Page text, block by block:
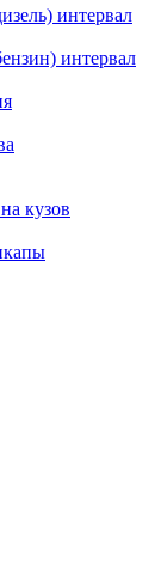
интервал
интервал
кузов